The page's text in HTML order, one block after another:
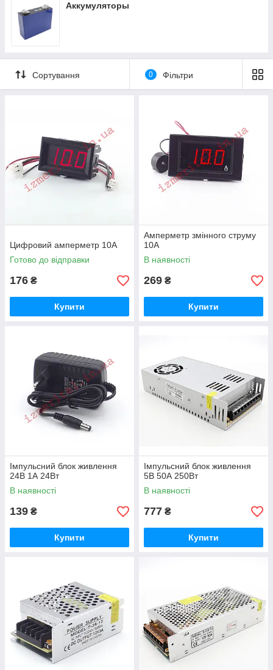
Аккумуляторы
Сортування 0 Фільтри
Цифровий амперметр 10А
Готово до відправки
176 ₴
Купити
Амперметр змінного струму
10А
В наявності
269 ₴
Купити
Імпульсний блок живлення
24В 1А 24Вт
В наявності
139 ₴
Купити
Імпульсний блок живлення
5В 50А 250Вт
В наявності
777 ₴
Купити